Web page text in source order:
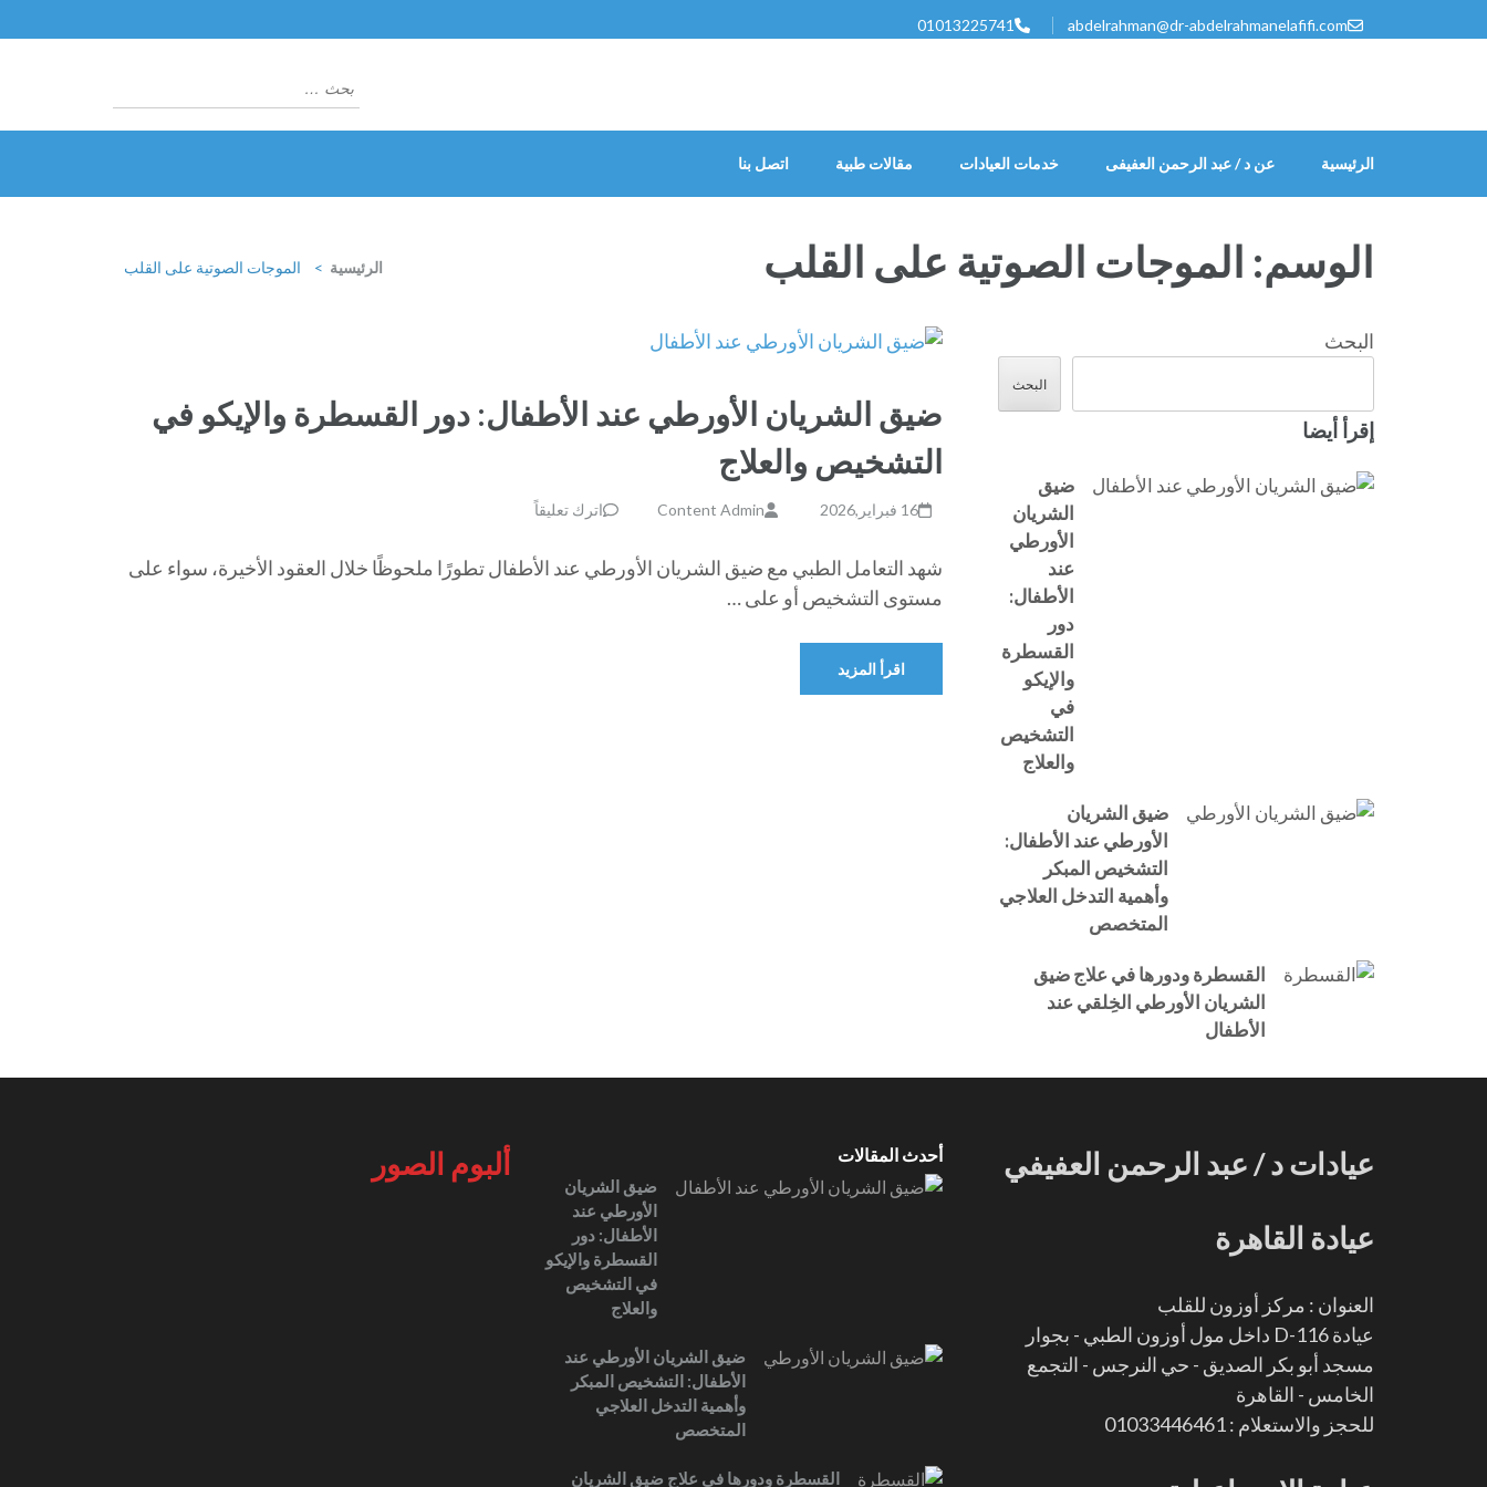
إلى
Enter)
abdelrahman@dr-abdelrahmanelafifi.com
01013225741
البحث
عن:
الرئيسية عن د / عبد الرحمن العفيفى خدمات العيادات مقالات طبية اتصل بنا
الوسم: الموجات الصوتية على القلب الرئيسية > الموجات الصوتية على القلب
ضيق الشريان الأورطي عند الأطفال: دور القسطرة والإيكو في
التشخيص والعلاج
16 فبراير,2026 Content Admin اترك تعليقاً
شهد التعامل الطبي مع ضيق الشريان الأورطي عند الأطفال تطورًا ملحوظًا خلال العقود الأخيرة، سواء على
مستوى التشخيص أو على …
اقرأ المزيد
البحث
البحث
إقرأ أيضا
ضيق
الشريان
الأورطي
عند
الأطفال:
دور
القسطرة
والإيكو
في
التشخيص
والعلاج
ضيق الشريان
الأورطي عند الأطفال:
التشخيص المبكر
وأهمية التدخل العلاجي
المتخصص
القسطرة ودورها في علاج ضيق
الشريان الأورطي الخِلقي عند
الأطفال
عيادات د / عبد الرحمن العفيفي
عيادة القاهرة
العنوان : مركز أوزون للقلب
عيادة D-116 داخل مول أوزون الطبي - بجوار
مسجد أبو بكر الصديق - حي النرجس - التجمع
الخامس - القاهرة
للحجز والاستعلام : 01033446461
أحدث المقالات
ضيق الشريان
الأورطي عند
الأطفال: دور
القسطرة والإيكو
في التشخيص
والعلاج
ضيق الشريان الأورطي عند
الأطفال: التشخيص المبكر
وأهمية التدخل العلاجي
المتخصص
القسطرة ودورها في علاج ضيق الشريان
ألبوم الصور